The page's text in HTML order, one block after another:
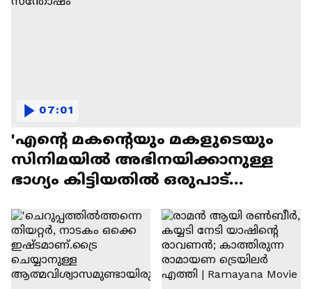
'എന്റെ മകന്റെയും മകളുടെയും
സിനിമയിൽ അഭിനയിക്കാനുള്ള
ഭാഗ്യം കിട്ടിയതിൽ ഒരുപാട്
07:01